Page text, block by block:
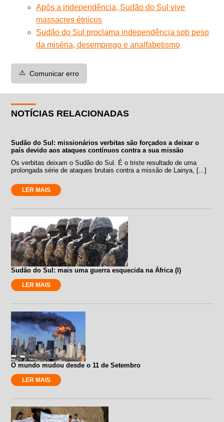
Após a independência, Sudão do Sul vive
massacres étnicos
Sudão do Sul proclama independência sob peso
da miséria, desemprego e analfabetismo
⚠️ Comunicar erro
NOTÍCIAS RELACIONADAS
Sudão do Sul: missionários verbitas são forçados a deixar o
país devido aos ataques contínuos contra a sua missão
Os verbitas deixam o Sudão do Sul. É o triste resultado de uma
prolongada série de ataques brutais contra a missão de Lainya, [...]
LER MAIS
Sudão do Sul: mais uma guerra esquecida na África (I)
LER MAIS
O mundo mudou desde o 11 de Setembro
LER MAIS